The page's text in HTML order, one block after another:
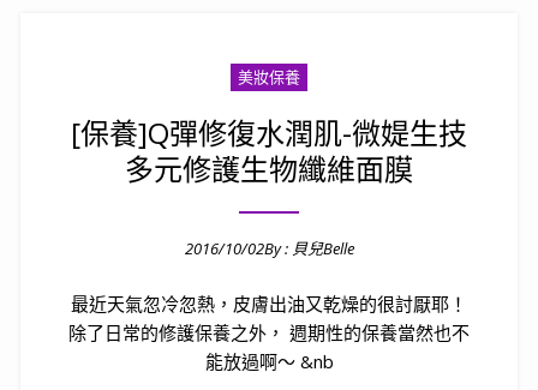
美妝保養
[保養]Q彈修復水潤肌-微媞生技
多元修護生物纖維面膜
2016/10/02By : 貝兒Belle
最近天氣忽冷忽熱，皮膚出油又乾燥的很討厭耶！
除了日常的修護保養之外， 週期性的保養當然也不
能放過啊～ &nb